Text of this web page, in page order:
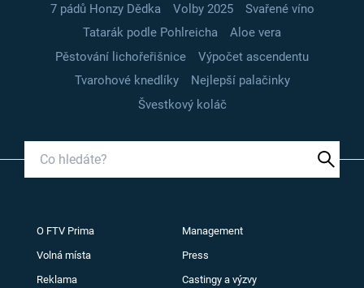
7 pádů Honzy Dědka
Volby 2025
Svařené víno
Tatarák podle Pohlreicha
Aloe vera
Pěstování lichořeřišnice
Výpočet ascendentu
Tvarohové knedlíky
Nejlepší palačinky
Švestkový koláč
O FTV Prima Management
Volná místa Press
Reklama Castingy a výzvy